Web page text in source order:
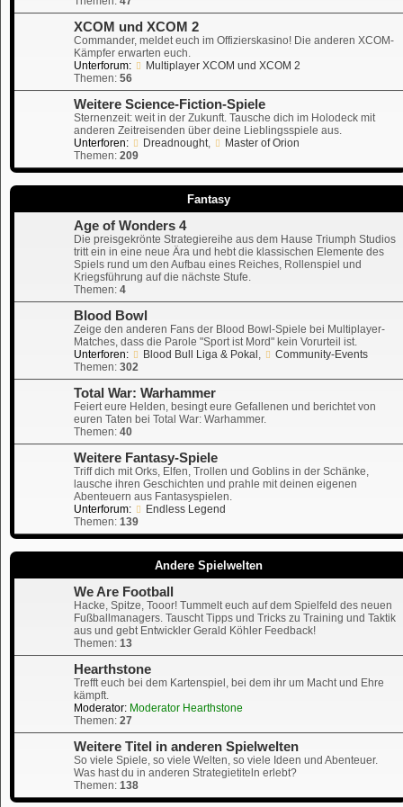
XCOM und XCOM 2
Commander, meldet euch im Offizierskasino! Die anderen XCOM-
Kämpfer erwarten euch.
Unterforum:
Multiplayer XCOM und XCOM 2
Themen: 56
Weitere Science-Fiction-Spiele
Sternenzeit: weit in der Zukunft. Tausche dich im Holodeck mit
anderen Zeitreisenden über deine Lieblingsspiele aus.
Unterforen:
Dreadnought,
Master of Orion
Themen: 209
Fantasy
Age of Wonders 4
Die preisgekrönte Strategiereihe aus dem Hause Triumph Studios
tritt ein in eine neue Ära und hebt die klassischen Elemente des
Spiels rund um den Aufbau eines Reiches, Rollenspiel und
Kriegsführung auf die nächste Stufe.
Themen: 4
Blood Bowl
Zeige den anderen Fans der Blood Bowl-Spiele bei Multiplayer-
Matches, dass die Parole "Sport ist Mord" kein Vorurteil ist.
Unterforen:
Blood Bull Liga & Pokal ,
Community-Events
Themen: 302
Total War: Warhammer
Feiert eure Helden, besingt eure Gefallenen und berichtet von
euren Taten bei Total War: Warhammer.
Themen: 40
Weitere Fantasy-Spiele
Triff dich mit Orks, Elfen, Trollen und Goblins in der Schänke,
lausche ihren Geschichten und prahle mit deinen eigenen
Abenteuern aus Fantasyspielen.
Unterforum:
Endless Legend
Themen: 139
Andere Spielwelten
We Are Football
Hacke, Spitze, Tooor! Tummelt euch auf dem Spielfeld des neuen
Fußballmanagers. Tauscht Tipps und Tricks zu Training und Taktik
aus und gebt Entwickler Gerald Köhler Feedback!
Themen: 13
Hearthstone
Trefft euch bei dem Kartenspiel, bei dem ihr um Macht und Ehre
kämpft.
Moderator: Moderator Hearthstone
Themen: 27
Weitere Titel in anderen Spielwelten
So viele Spiele, so viele Welten, so viele Ideen und Abenteuer.
Was hast du in anderen Strategietiteln erlebt?
Themen: 138